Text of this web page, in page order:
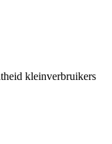
kleinverbruikers